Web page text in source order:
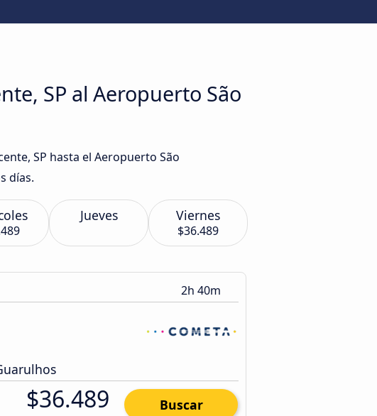
SP al Aeropuerto São
SP hasta el Aeropuerto São
días.
Jueves Viernes
$36.489
2h 40m
$36.489 Buscar